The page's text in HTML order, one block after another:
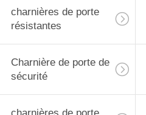
charnières de porte
résistantes
Charnière de porte de
sécurité